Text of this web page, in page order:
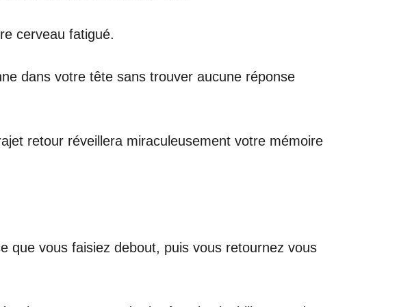
cerveau fatigué.
dans votre tête sans trouver aucune réponse
retour réveillera miraculeusement votre mémoire
que vous faisiez debout, puis vous retournez vous